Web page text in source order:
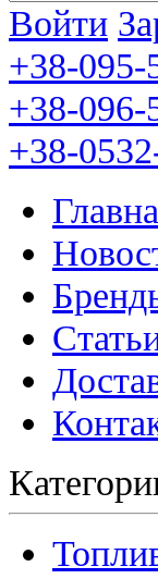
Войти
+38-095-
+38-096-
+38-